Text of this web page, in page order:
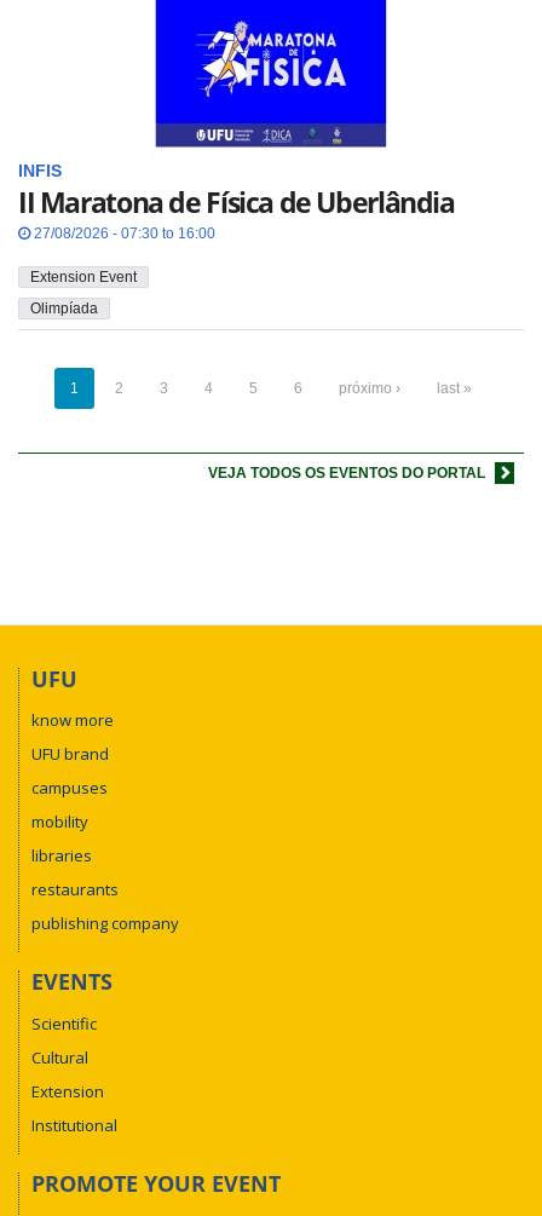
INFIS
II Maratona de Física de Uberlândia
27/08/2026 - 07:30 to 16:00
Extension Event
Olimpíada
1 2 3 4 5 6 próximo › last »
VEJA TODOS OS EVENTOS DO PORTAL
UFU
know more
UFU brand
campuses
mobility
libraries
restaurants
publishing company
EVENTS
Scientific
Cultural
Extension
Institutional
PROMOTE YOUR EVENT